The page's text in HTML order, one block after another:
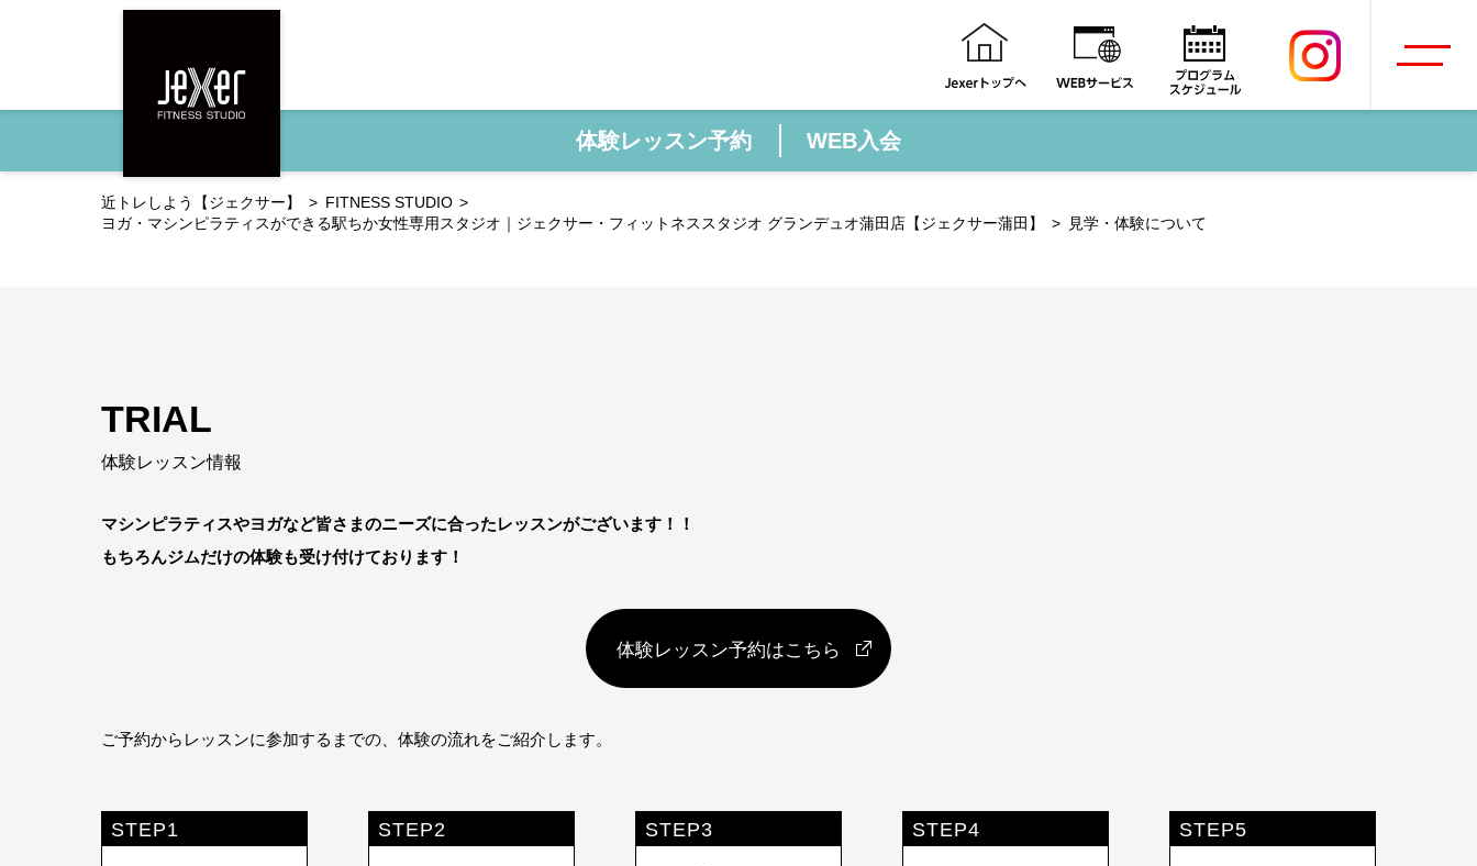
体験レッスン予約 WEB入会
近トレしよう【ジェクサー】
FITNESS STUDIO
ヨガ・マシンピラティスができる駅ちか女性専用スタジオ｜ジェクサー・フィットネススタジオ グランデュオ蒲田店【ジェクサー蒲田】
見学・体験について
TRIAL
体験レッスン情報
マシンピラティスやヨガなど皆さまのニーズに合ったレッスンがございます！！
もちろんジムだけの体験も受け付けております！
体験レッスン予約はこちら
ご予約からレッスンに参加するまでの、体験の流れをご紹介します。
STEP1 STEP2 STEP3 STEP4 STEP5